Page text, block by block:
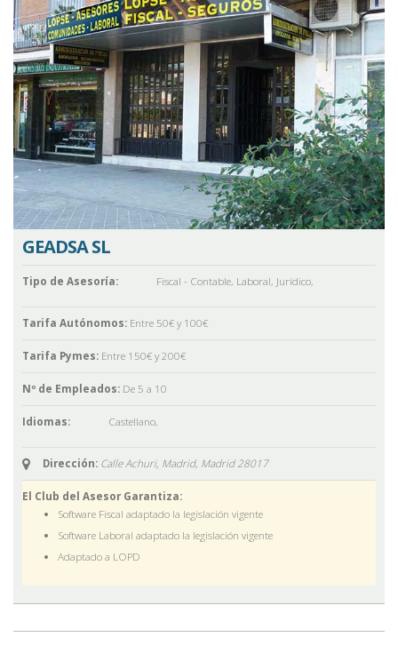
GEADSA SL
Tipo de Asesoría: Fiscal - Contable, Laboral, Jurídico,
Tarifa Autónomos: Entre 50€ y 100€
Tarifa Pymes: Entre 150€ y 200€
Nº de Empleados: De 5 a 10
Idiomas: Castellano,
Dirección: Calle Achuri, Madrid, Madrid 28017
El Club del Asesor Garantiza:
Software Fiscal adaptado la legislación vigente
Software Laboral adaptado la legislación vigente
Adaptado a LOPD